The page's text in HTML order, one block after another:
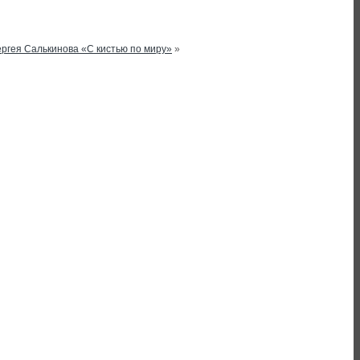
Салькинова «С кистью по миру» »